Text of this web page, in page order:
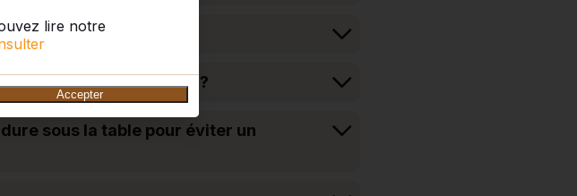
lire notre
Accepter
sur les produits HeBlad ?
sous la table pour éviter un